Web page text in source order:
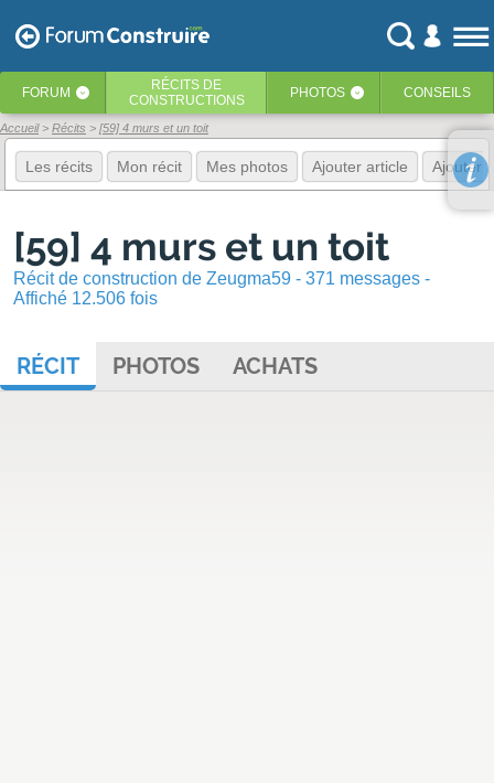
FORUM ‹ RÉCITS DE
CONSTRUCTIONS
PHOTOS ‹ CONSEILS
Accueil Récits [59] 4 murs et un toit
Les récits Mon récit Mes photos Ajouter article Ajouter
[59] 4 murs et un toit
Récit de construction de Zeugma59 - 371 messages -
Affiché 12.506 fois
RÉCIT PHOTOS ACHATS